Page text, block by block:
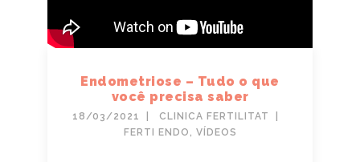
Endometriose – Tudo o que
você precisa saber
18/03/2021
CLINICA FERTILITAT
FERTI ENDO, VÍDEOS